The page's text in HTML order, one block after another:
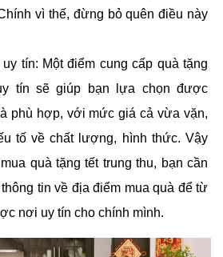
vì thế, đừng bỏ quên điều này
tín: Một điểm cung cấp quà tặng
tín sẽ giúp bạn lựa chọn được
phù hợp, với mức giá cả vừa vặn,
tố về chất lượng, hình thức. Vậy
quà tặng tết trung thu, bạn cần
tin về địa điểm mua quà để từ
nơi uy tín cho chính mình.